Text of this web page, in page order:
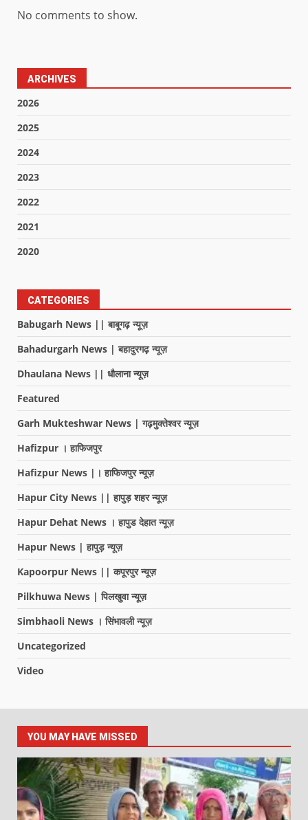
No comments to show.
ARCHIVES
2026
2025
2024
2023
2022
2021
2020
CATEGORIES
Babugarh News || बाबूगढ़ न्यूज़
Bahadurgarh News | बहादुरगढ़ न्यूज़
Dhaulana News || धौलाना न्यूज़
Featured
Garh Mukteshwar News | गढ़मुक्तेश्वर न्यूज़
Hafizpur । हाफिजपुर
Hafizpur News |। हाफिजपुर न्यूज़
Hapur City News || हापुड़ शहर न्यूज़
Hapur Dehat News । हापुड देहात न्यूज़
Hapur News | हापुड़ न्यूज़
Kapoorpur News || कपूरपुर न्यूज़
Pilkhuwa News | पिलखुवा न्यूज़
Simbhaoli News । सिंभावली न्यूज़
Uncategorized
Video
YOU MAY HAVE MISSED